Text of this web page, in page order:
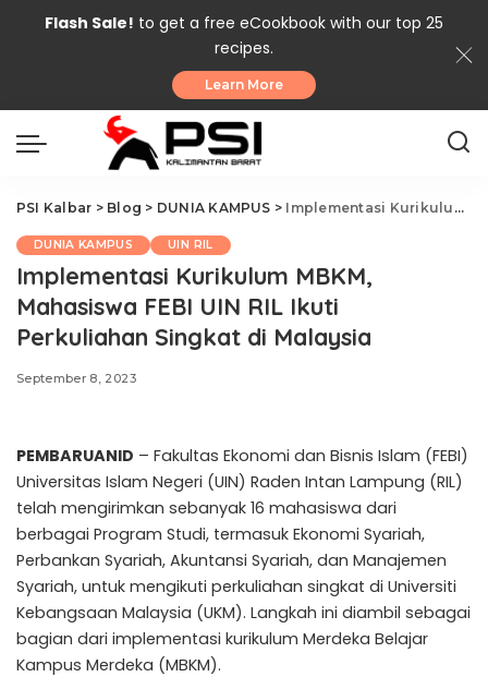
Flash Sale! to get a free eCookbook with our top 25
recipes.
Learn More
PSI Kalbar > Blog > DUNIA KAMPUS > Implementasi Kurikulum MBKM, Mahasiswa FEBI UIN RIL Ikuti Perkuliahan Singkat di Malaysia
DUNIA KAMPUS UIN RIL
Implementasi Kurikulum MBKM,
Mahasiswa FEBI UIN RIL Ikuti
Perkuliahan Singkat di Malaysia
September 8, 2023
PEMBARUANID – Fakultas Ekonomi dan Bisnis Islam (FEBI)
Universitas Islam Negeri (UIN) Raden Intan Lampung (RIL)
telah mengirimkan sebanyak 16 mahasiswa dari
berbagai Program Studi, termasuk Ekonomi Syariah,
Perbankan Syariah, Akuntansi Syariah, dan Manajemen
Syariah, untuk mengikuti perkuliahan singkat di Universiti
Kebangsaan Malaysia (UKM). Langkah ini diambil sebagai
bagian dari implementasi kurikulum Merdeka Belajar
Kampus Merdeka (MBKM).